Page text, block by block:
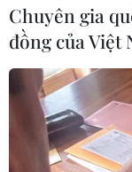
Vaccine
Chuyên gia
đồng của Việt